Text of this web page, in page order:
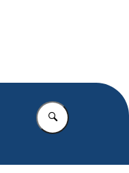
Vul in wat u